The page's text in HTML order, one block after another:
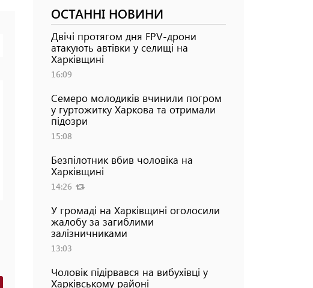
ОСТАННІ НОВИНИ
Двічі протягом дня FPV-дрони
атакують автівки у селищі на
Харківщині
16:09
Семеро молодиків вчинили погром
у гуртожитку Харкова та отримали
підозри
15:08
Безпілотник вбив чоловіка на
Харківщині
14:26
У громаді на Харківщині оголосили
жалобу за загиблими
залізничниками
13:03
Чоловік підірвався на вибухівці у
Харківському районі